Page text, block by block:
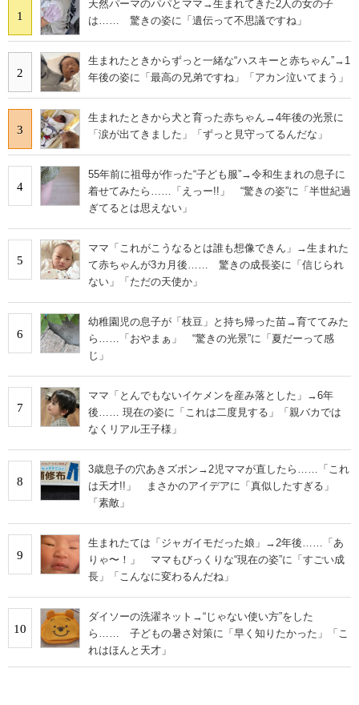
1
天然パーマのパパとママ→生まれてきた2人の女の子
は…… 驚きの姿に「遺伝って不思議ですね」
2
生まれたときからずっと一緒な“ハスキーと赤ちゃん”→1
年後の姿に「最高の兄弟ですね」「アカン泣いてまう」
3
生まれたときから犬と育った赤ちゃん→4年後の光景に
「涙が出てきました」「ずっと見守ってるんだな」
4
55年前に祖母が作った“子ども服”→令和生まれの息子に
着せてみたら……「えっー!!」 “驚きの姿”に「半世紀過
ぎてるとは思えない」
5
ママ「これがこうなるとは誰も想像できん」→生まれた
て赤ちゃんが3カ月後…… 驚きの成長姿に「信じられ
ない」「ただの天使か」
6
幼稚園児の息子が「枝豆」と持ち帰った苗→育ててみた
ら……「おやまぁ」 “驚きの光景”に「夏だーって感
じ」
7
ママ「とんでもないイケメンを産み落とした」→6年
後…… 現在の姿に「これは二度見する」「親バカでは
なくリアル王子様」
8
3歳息子の穴あきズボン→2児ママが直したら……「これ
は天才!!」 まさかのアイデアに「真似したすぎる」
「素敵」
9
生まれたては「ジャガイモだった娘」→2年後……「あ
りゃ〜！」 ママもびっくりな“現在の姿”に「すごい成
長」「こんなに変わるんだね」
10
ダイソーの洗濯ネット→“じゃない使い方”をした
ら…… 子どもの暑さ対策に「早く知りたかった」「こ
れはほんと天才」